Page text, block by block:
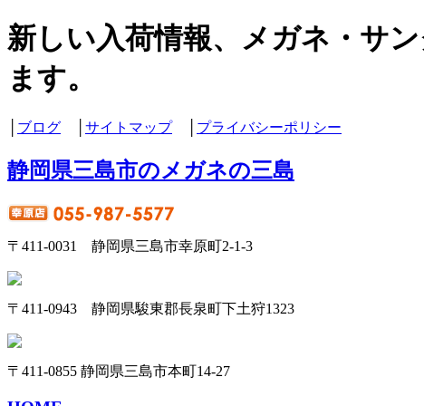
新しい入荷情報、メガネ・サ
ます。
ブログ サイトマップ│ プライバシーポリシー
静岡県三島市のメガネの三島
〒411-0031 静岡県三島市幸原町2-1-3
〒411-0943 静岡県駿東郡長泉町下土狩1323
〒411-0855 静岡県三島市本町14-27